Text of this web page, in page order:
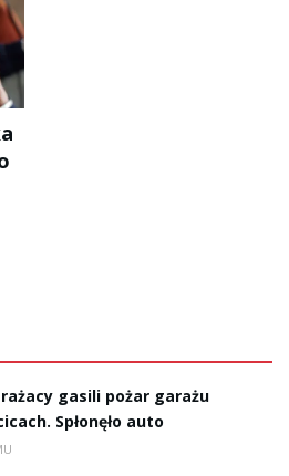
gasili pożar garażu
Spłonęło auto